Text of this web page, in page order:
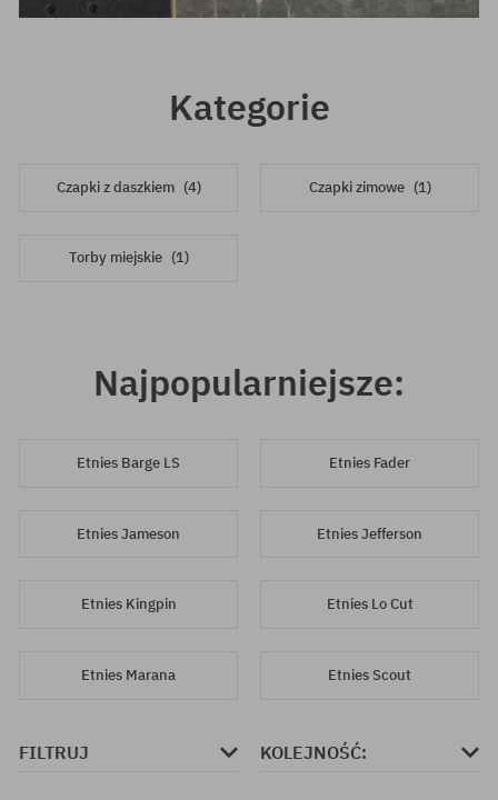
Kategorie
Czapki z daszkiem (4) Czapki zimowe (1)
Torby miejskie (1)
Najpopularniejsze:
Etnies Barge LS Etnies Fader
Etnies Jameson Etnies Jefferson
Etnies Kingpin Etnies Lo Cut
Etnies Marana Etnies Scout
FILTRUJ KOLEJNOŚĆ: